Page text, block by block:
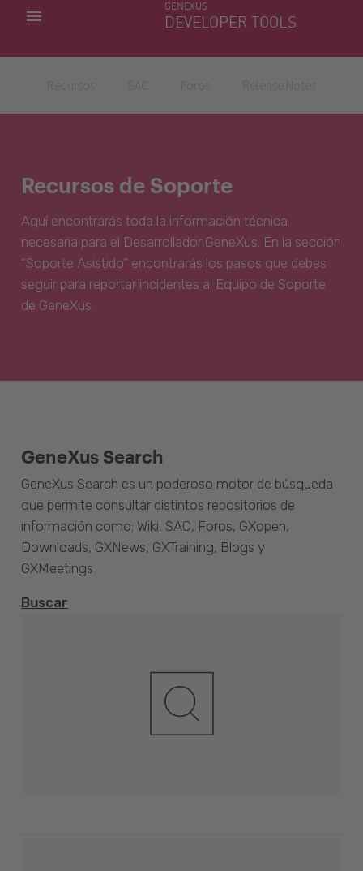
GENEXUS
DEVELOPER TOOLS
MIS APLICACIONES
Recursos de Soporte
Aquí encontrarás toda la información técnica
necesaria para el Desarrollador GeneXus. En la sección
“Soporte Asistido” encontrarás los pasos que debes
seguir para reportar incidentes al Equipo de Soporte
de GeneXus.
GeneXus Search
GeneXus Search es un poderoso motor de búsqueda
que permite consultar distintos repositorios de
información como: Wiki, SAC, Foros, GXopen,
Downloads, GXNews, GXTraining, Blogs y
GXMeetings.
Buscar